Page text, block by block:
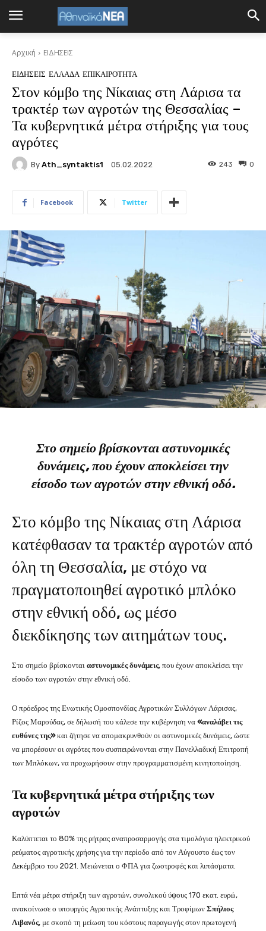
Αρχική ΕΙΔΗΣΕΙΣ
ΕΙΔΗΣΕΙΣ ΕΛΛΑΔΑ ΕΠΙΚΑΙΡΟΤΗΤΑ
Στον κόμβο της Νίκαιας στη Λάρισα τα
τρακτέρ των αγροτών της Θεσσαλίας –
Τα κυβερνητικά μέτρα στήριξης για τους
αγρότες
By Ath_syntaktis1 05.02.2022 0
243
Facebook Twitter
Στο σημείο βρίσκονται αστυνομικές
δυνάμεις, που έχουν αποκλείσει την
είσοδο των αγροτών στην εθνική οδό.
Στο κόμβο της Νίκαιας στη Λάρισα
κατέφθασαν τα τρακτέρ αγροτών από
όλη τη Θεσσαλία, με στόχο να
πραγματοποιηθεί αγροτικό μπλόκο
στην εθνική οδό, ως μέσο
διεκδίκησης των αιτημάτων τους.
Στο σημείο βρίσκονται αστυνομικές δυνάμεις, που έχουν αποκλείσει την
είσοδο των αγροτών στην εθνική οδό.
Ο πρόεδρος της Ενωτικής Ομοσπονδίας Αγροτικών Συλλόγων Λάρισας,
Ρίζος Μαρούδας, σε δήλωσή του κάλεσε την κυβέρνηση να «αναλάβει τις
ευθύνες της»και ζήτησε να απομακρυνθούν οι αστυνομικές δυνάμεις, ώστε
να μπορέσουν οι αγρότες που συσπειρώνονται στην Πανελλαδική Επιτροπή
των Μπλόκων, να προχωρήσουν στην προγραμματισμένη κινητοποίηση.
Τα κυβερνητικά μέτρα στήριξης των
αγροτών
Καλύπτεται το 80% της ρήτρας αναπροσαρμογής στα τιμολόγια ηλεκτρικού
ρεύματος αγροτικής χρήσης για την περίοδο από τον Αύγουστο έως τον
Δεκέμβριο του 2021. Μειώνεται ο ΦΠΑ για ζωοτροφές και λιπάσματα.
Επτά νέα μέτρα στήριξη των αγροτών, συνολικού ύψους 170 εκατ. ευρώ,
ανακοίνωσε ο υπουργός Αγροτικής Ανάπτυξης και Τροφίμων Σπήλιος
Λιβανός, με σκοπό τη μείωση του κόστους παραγωγής στον πρωτογενή